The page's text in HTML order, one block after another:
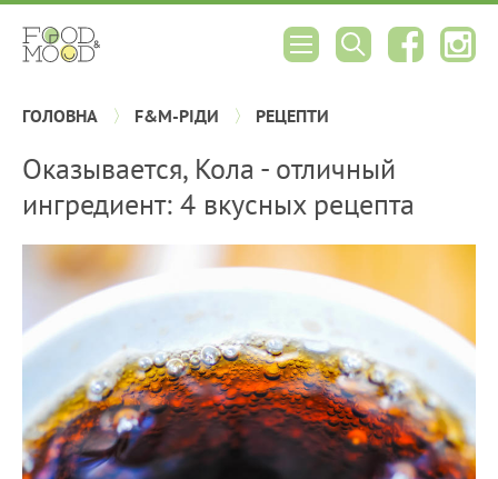
ГОЛОВНА F&M-РІДИ РЕЦЕПТИ
Оказывается, Кола - отличный
ингредиент: 4 вкусных рецепта